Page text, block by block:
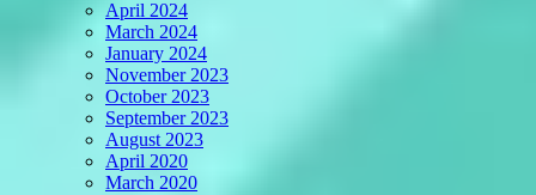
April 2024
March 2024
January 2024
November 2023
October 2023
September 2023
August 2023
April 2020
March 2020